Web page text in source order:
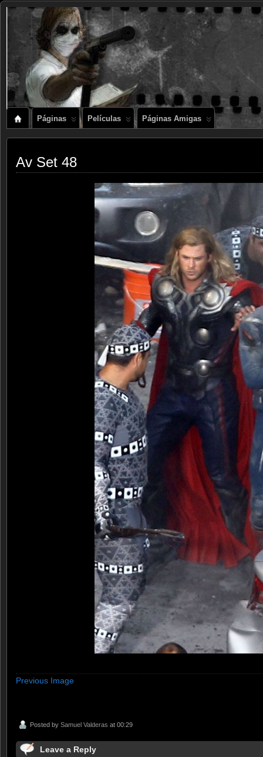
Páginas Películas Páginas Amigas
Av Set 48
Previous Image
Posted by Samuel Valderas at 00:29
Leave a Reply